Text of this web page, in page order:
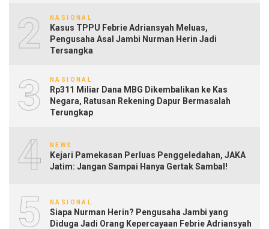
2 NASIONAL
Kasus TPPU Febrie Adriansyah Meluas,
Pengusaha Asal Jambi Nurman Herin Jadi
Tersangka
3 NASIONAL
Rp311 Miliar Dana MBG Dikembalikan ke Kas
Negara, Ratusan Rekening Dapur Bermasalah
Terungkap
4 NEWS
Kejari Pamekasan Perluas Penggeledahan, JAKA
Jatim: Jangan Sampai Hanya Gertak Sambal!
5 NASIONAL
Siapa Nurman Herin? Pengusaha Jambi yang
Diduga Jadi Orang Kepercayaan Febrie Adriansyah